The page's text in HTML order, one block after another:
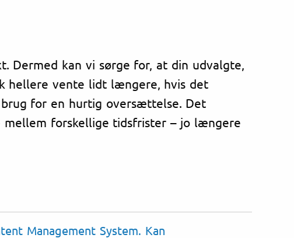
kan vi sørge for, at din udvalgte,
hellere vente lidt længere, hvis det
for en hurtig oversættelse. Det
forskellige tidsfrister – jo længere
Management System. Kan